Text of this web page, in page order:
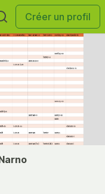
Créer un profil